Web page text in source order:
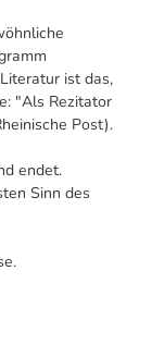
ist das,
"Als Rezitator
Post).
endet.
Sinn des